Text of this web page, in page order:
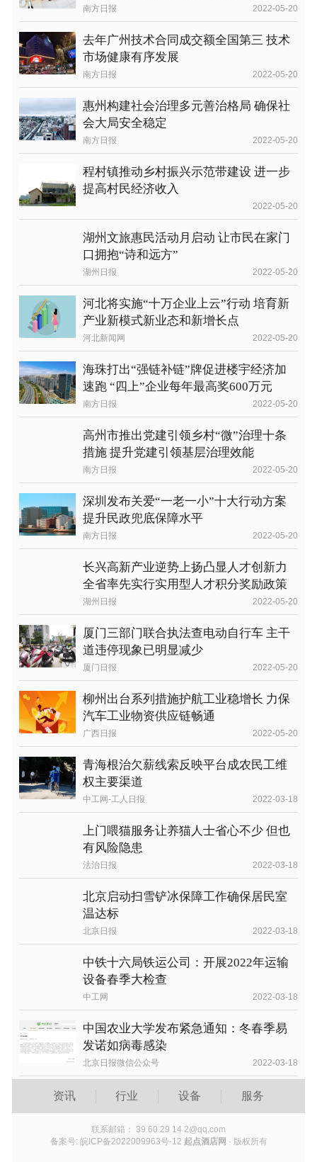
南方日报 2022-05-20
去年广州技术合同成交额全国第三 技术
市场健康有序发展
南方日报 2022-05-20
惠州构建社会治理多元善治格局 确保社
会大局安全稳定
南方日报 2022-05-20
程村镇推动乡村振兴示范带建设 进一步
提高村民经济收入
2022-05-20
湖州文旅惠民活动月启动 让市民在家门
口拥抱“诗和远方”
湖州日报 2022-05-20
河北将实施“十万企业上云”行动 培育新
产业新模式新业态和新增长点
河北新闻网 2022-05-20
海珠打出“强链补链”牌促进楼宇经济加
速跑 “四上”企业每年最高奖600万元
南方日报 2022-05-20
高州市推出党建引领乡村“微”治理十条
措施 提升党建引领基层治理效能
南方日报 2022-05-20
深圳发布关爱“一老一小”十大行动方案
提升民政兜底保障水平
南方日报 2022-05-20
长兴高新产业逆势上扬凸显人才创新力
全省率先实行实用型人才积分奖励政策
湖州日报 2022-05-20
厦门三部门联合执法查电动自行车 主干
道违停现象已明显减少
厦门日报 2022-05-20
柳州出台系列措施护航工业稳增长 力保
汽车工业物资供应链畅通
广西日报 2022-05-20
青海根治欠薪线索反映平台成农民工维
权主要渠道
中工网-工人日报 2022-03-18
上门喂猫服务让养猫人士省心不少 但也
有风险隐患
法治日报 2022-03-18
北京启动扫雪铲冰保障工作确保居民室
温达标
北京日报 2022-03-18
中铁十六局铁运公司：开展2022年运输
设备春季大检查
中工网 2022-03-18
中国农业大学发布紧急通知：冬春季易
发诺如病毒感染
北京日报微信公众号 2022-03-18
资讯 行业 设备 服务
联系邮箱： 39 60 29 14 2@qq.com
备案号: 皖ICP备2022009963号-12 起点酒店网 · 版权所有